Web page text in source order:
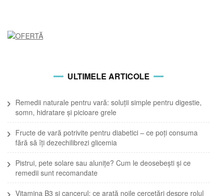
ULTIMELE ARTICOLE
Remedii naturale pentru vară: soluții simple pentru digestie,
somn, hidratare și picioare grele
Fructe de vară potrivite pentru diabetici – ce poți consuma
fără să îți dezechilibrezi glicemia
Pistrui, pete solare sau alunițe? Cum le deosebești și ce
remedii sunt recomandate
Vitamina B3 și cancerul: ce arată noile cercetări despre rolul